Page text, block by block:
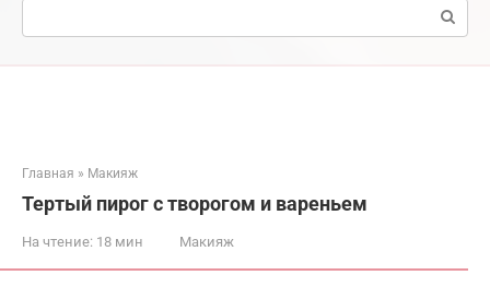
Поиск:
Главная » Макияж
Тертый пирог с творогом и вареньем
На чтение: 18 мин Макияж